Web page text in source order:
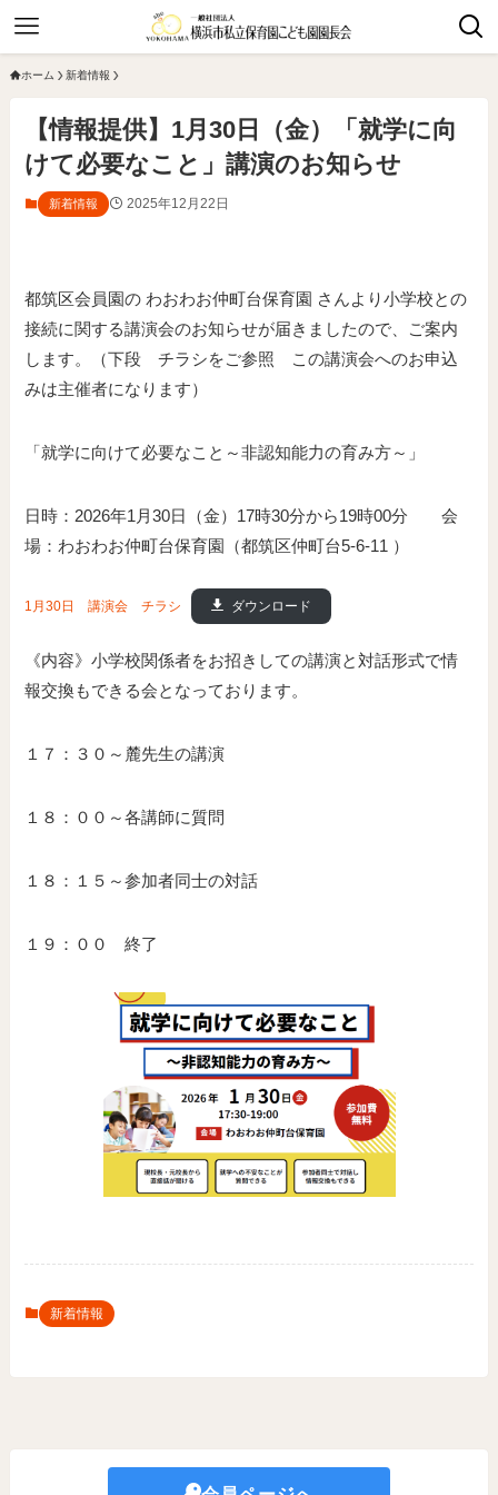
ホーム 新着情報
【情報提供】1月30日（金）「就学に向
けて必要なこと」講演のお知らせ
新着情報 2025年12月22日
都筑区会員園の わおわお仲町台保育園 さんより小学校との
接続に関する講演会のお知らせが届きましたので、ご案内
します。（下段 チラシをご参照 この講演会へのお申込
みは主催者になります）
「就学に向けて必要なこと～非認知能力の育み方～」
日時：2026年1月30日（金）17時30分から19時00分 会
場：わおわお仲町台保育園（都筑区仲町台5-6-11 ）
1月30日 講演会 チラシ ダウンロード
《内容》小学校関係者をお招きしての講演と対話形式で情
報交換もできる会となっております。
１７：３０～麓先生の講演
１８：００～各講師に質問
１８：１５～参加者同士の対話
１９：００ 終了
新着情報